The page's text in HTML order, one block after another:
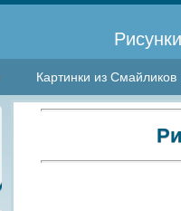
Картинки из Смайликов